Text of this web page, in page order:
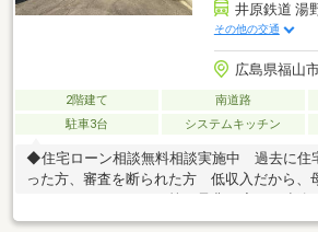
井原鉄道 湯
その他の交通
広島県福山
2階建て 南道路
駐車3台
システムキッチン
◆住宅ローン相談無料相談実施中 過去に住
った方、審査を断られた方 低収入だから、
ローンを通してきた実績があります。◆福山